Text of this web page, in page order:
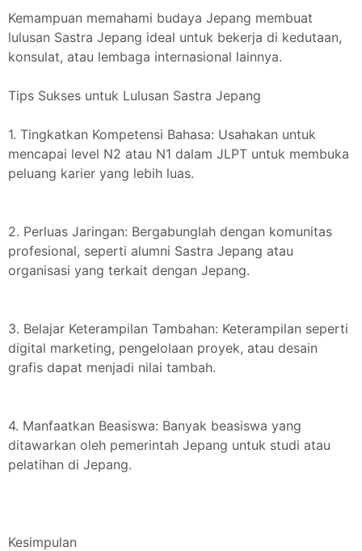
Kemampuan memahami budaya Jepang membuat
lulusan Sastra Jepang ideal untuk bekerja di kedutaan,
konsulat, atau lembaga internasional lainnya.
Tips Sukses untuk Lulusan Sastra Jepang
1. Tingkatkan Kompetensi Bahasa: Usahakan untuk
mencapai level N2 atau N1 dalam JLPT untuk membuka
peluang karier yang lebih luas.
2. Perluas Jaringan: Bergabunglah dengan komunitas
profesional, seperti alumni Sastra Jepang atau
organisasi yang terkait dengan Jepang.
3. Belajar Keterampilan Tambahan: Keterampilan seperti
digital marketing, pengelolaan proyek, atau desain
grafis dapat menjadi nilai tambah.
4. Manfaatkan Beasiswa: Banyak beasiswa yang
ditawarkan oleh pemerintah Jepang untuk studi atau
pelatihan di Jepang.
Kesimpulan